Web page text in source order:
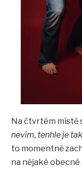
Na čtvrtém místě
nevím, tenhle je
to momentně
na nějaké obecné